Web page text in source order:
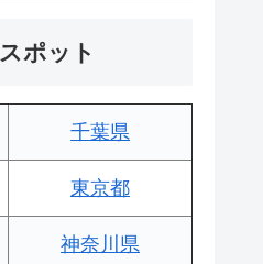
ポット
千葉県
東京都
神奈川県